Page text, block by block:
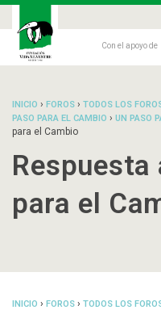
Con el apoyo de
INICIO › FOROS › TODOS LOS
PASO PARA EL CAMBIO › UN PASO
para el Cambio
Respuesta
para el
INICIO › FOROS › TODOS LOS